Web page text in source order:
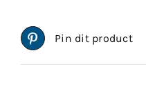
Pin dit product